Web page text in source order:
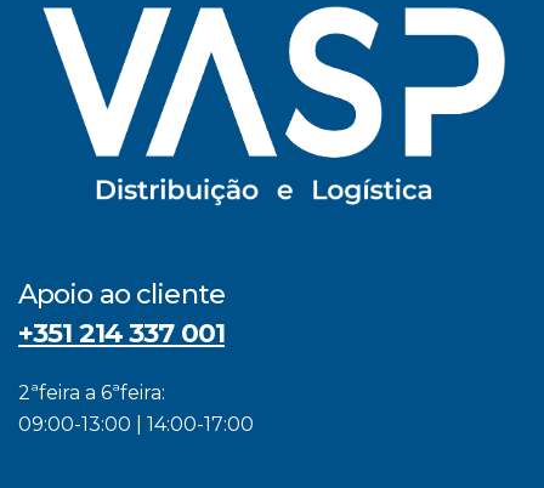
Apoio ao cliente
+351 214 337 001
2ªfeira a 6ªfeira:
09:00-13:00 | 14:00-17:00